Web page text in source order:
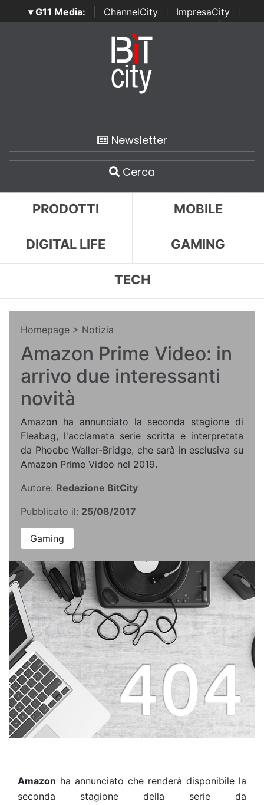
▾ G11 Media: ChannelCity ImpresaCity
SecurityOpenLab | Italian Channel Awards | Italian
Italian Security Awards
Newsletter
Cerca
PRODOTTI MOBILE
DIGITAL LIFE GAMING
TECH
Homepage > Notizia
Amazon Prime Video: in
arrivo due interessanti
novità
Amazon ha annunciato la seconda stagione di
Fleabag, l'acclamata serie scritta e interpretata
da Phoebe Waller-Bridge, che sarà in esclusiva su
Amazon Prime Video nel 2019.
Autore: Redazione BitCity
Pubblicato il: 25/08/2017
Gaming
Amazon ha annunciato che renderà disponibile la
seconda stagione della serie da